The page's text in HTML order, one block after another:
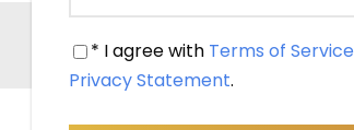
* I agree with Terms of Service
Privacy Statement.